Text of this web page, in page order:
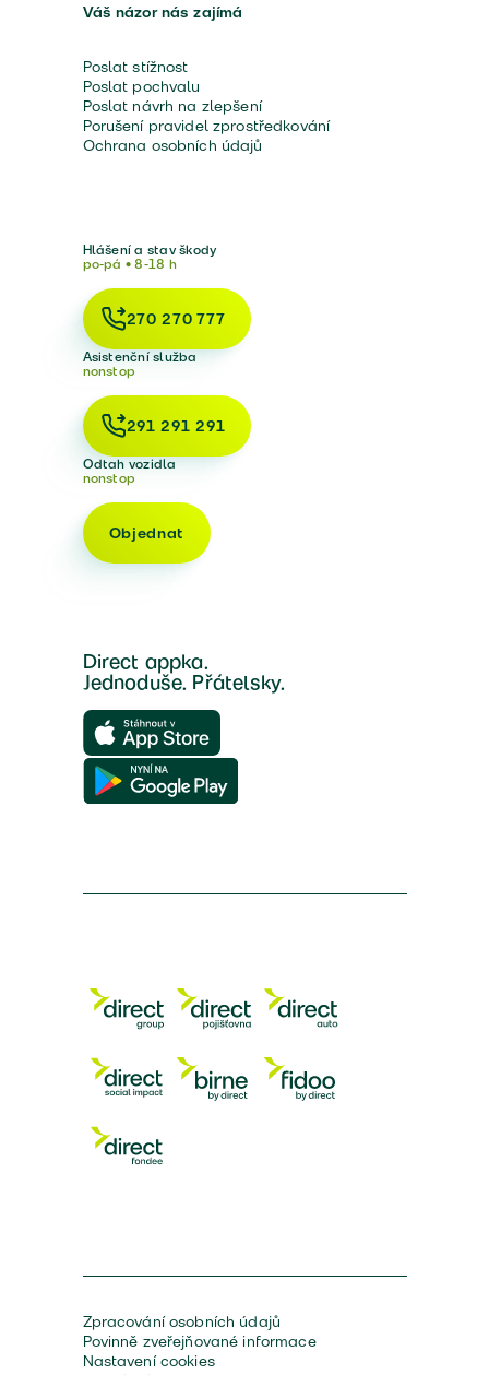
Váš názor nás zajímá
Poslat stížnost
Poslat pochvalu
Poslat návrh na zlepšení
Porušení pravidel zprostředkování
Ochrana osobních údajů
Hlášení a stav škody
po-pá • 8-18 h
270 270 777
Asistenční služba
nonstop
291 291 291
Odtah vozidla
nonstop
Objednat
Direct appka.
Jednoduše. Přátelsky.
Zpracování osobních údajů
Povinně zveřejňované informace
Nastavení cookies